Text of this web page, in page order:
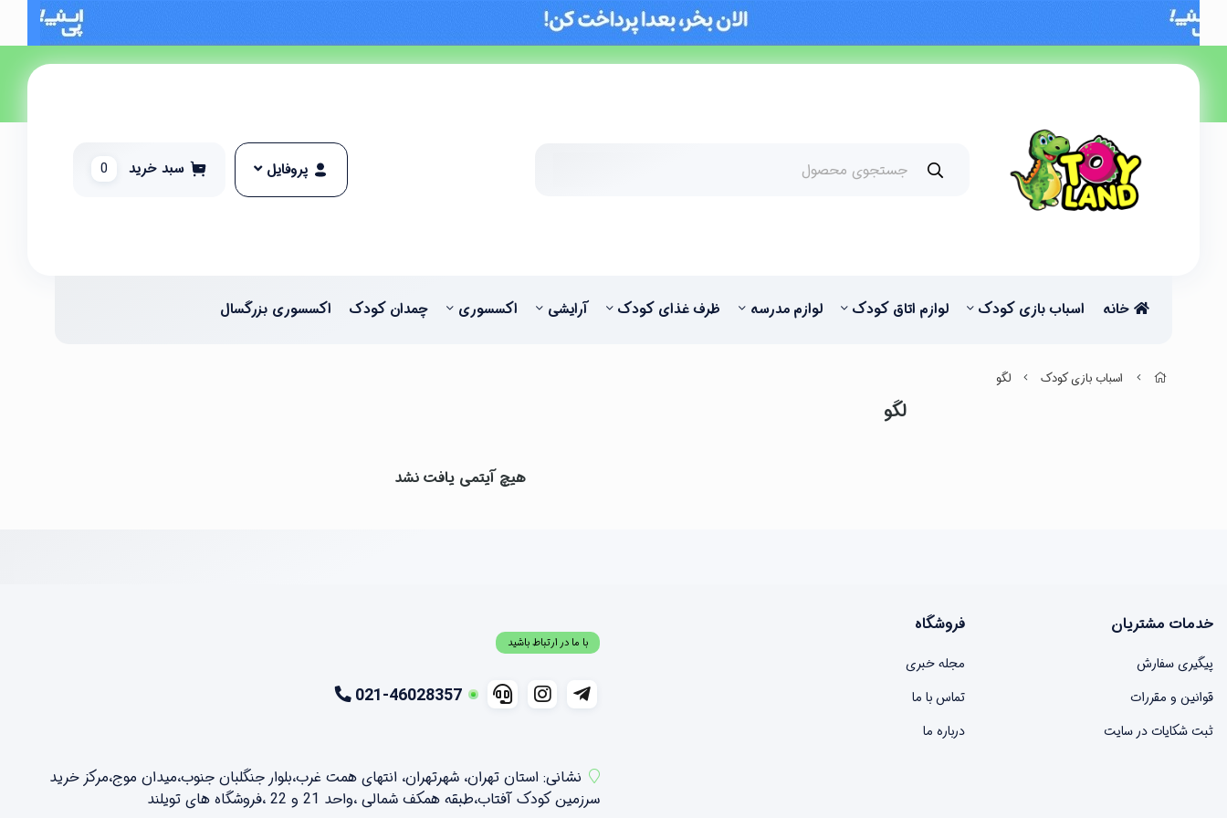
پروفایل سبد خرید 0
خانه اسباب بازی کودک لوازم اتاق کودک لوازم مدرسه ظرف غذای کودک آرایشی اکسسوری چمدان کودک اکسسوری بزرگسال
اسباب بازی کودک لگو
لگو
هیچ آیتمی یافت نشد
خدمات مشتریان
پیگیری سفارش
قوانین و مقررات
ثبت شکایات در سایت
فروشگاه
مجله خبری
تماس با ما
درباره ما
با ما در ارتباط باشید
021-46028357
نشانی: استان تهران، شهرتهران، انتهای همت غرب،بلوار جنگلبان جنوب،میدان موج،مرکز خرید
سرزمین کودک آفتاب،طبقه همکف شمالی ،واحد 21 و 22 ،فروشگاه های تویلند